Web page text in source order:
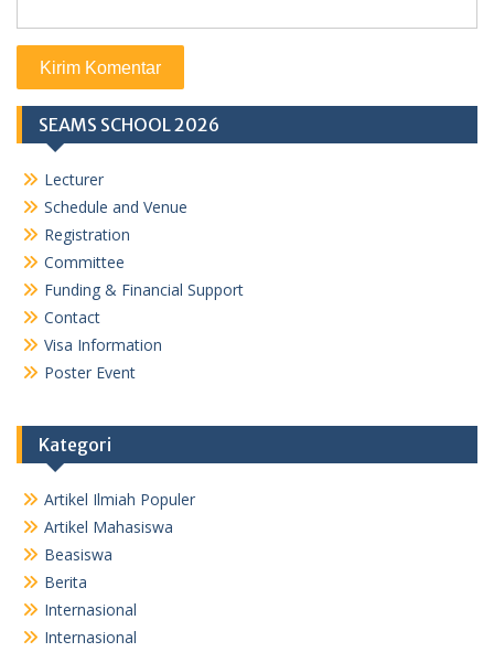
SEAMS SCHOOL 2026
Lecturer
Schedule and Venue
Registration
Committee
Funding & Financial Support
Contact
Visa Information
Poster Event
Kategori
Artikel Ilmiah Populer
Artikel Mahasiswa
Beasiswa
Berita
Internasional
Internasional